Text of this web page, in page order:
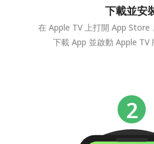
下載並安
在 Apple TV 上打開 App Store
下載 App 並啟動 Apple TV